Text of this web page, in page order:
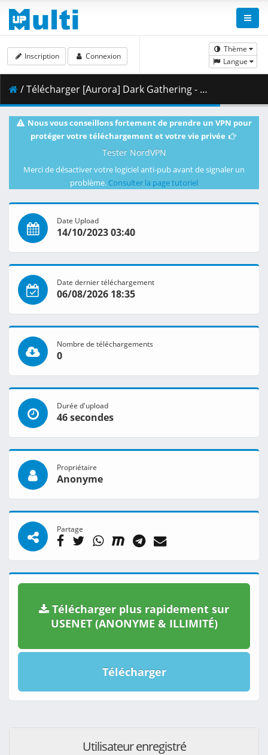
Thème
Langue
Inscription Connexion
/ Télécharger [Aurora] Dark Gathering - S01E10 [1080p HEVC Webrip].mkv.002 ( 462.25 MB )
Nous vous conseillons fortement de prendre un VPN pour
protéger votre téléchargement et votre vie privée
Tester NordVPN
Merci de désactiver votre logiciel anti-pub avant de signaler un
problème. Consulter la page tutoriel
Date Upload
14/10/2023 03:40
Date dernier téléchargement
06/08/2026 18:35
Nombre de téléchargements
0
Durée d'upload
46 secondes
Propriétaire
Anonyme
Partage
Télécharger plus rapidement sur
USENET (ANONYME & ILLIMITÉ)
Télécharger
Utilisateur enregistré